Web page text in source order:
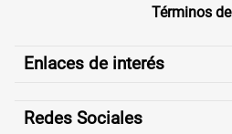
Términos
Enlaces de interés
Redes Sociales